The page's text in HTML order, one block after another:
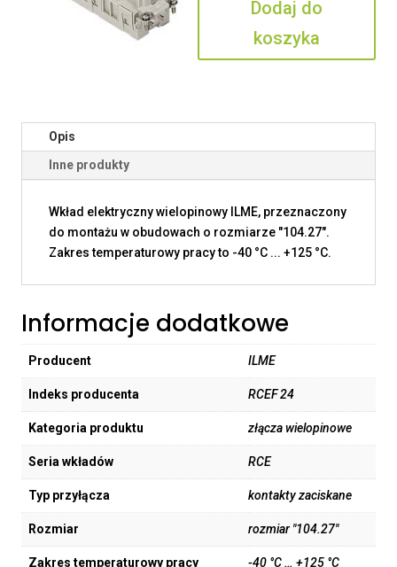
Dodaj do
koszyka
Opis
Inne produkty
Wkład elektryczny wielopinowy ILME, przeznaczony
do montażu w obudowach o rozmiarze "104.27".
Zakres temperaturowy pracy to -40 °C ... +125 °C.
Informacje dodatkowe
Producent ILME
Indeks producenta RCEF 24
Kategoria produktu złącza wielopinowe
Seria wkładów RCE
Typ przyłącza kontakty zaciskane
Rozmiar rozmiar "104.27"
Zakres temperaturowy pracy -40 °C … +125 °C